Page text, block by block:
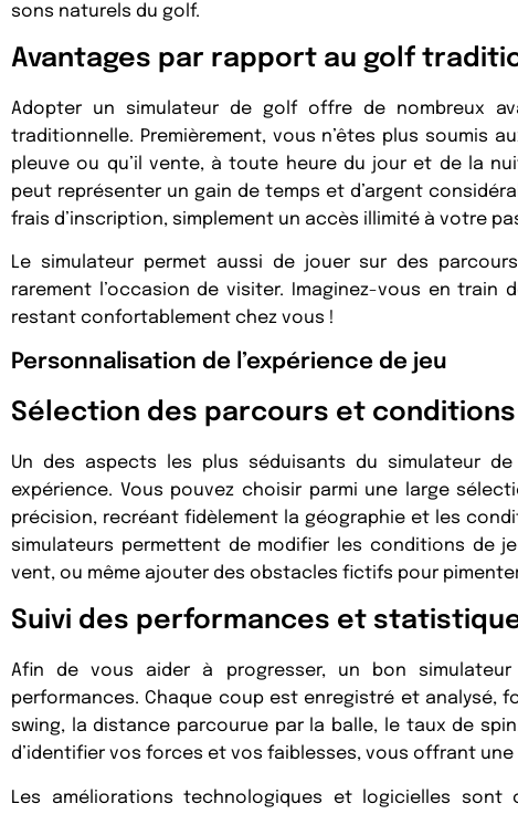
sons naturels du golf.
Avantages par rapport au golf
Adopter un simulateur de golf offre de nombreux
traditionnelle. Premièrement, vous n’êtes plus soumis
pleuve ou qu’il vente, à toute heure du jour et de la
peut représenter un gain de temps et d’argent
frais d’inscription, simplement un accès illimité à votre
Le simulateur permet aussi de jouer sur des
rarement l’occasion de visiter. Imaginez-vous en train
restant confortablement chez vous !
Personnalisation de l’expérience de jeu
Sélection des parcours et conditions
Un des aspects les plus séduisants du simulateur
expérience. Vous pouvez choisir parmi une large
précision, recréant fidèlement la géographie et les
simulateurs permettent de modifier les conditions de
vent, ou même ajouter des obstacles fictifs pour
Suivi des performances et
Afin de vous aider à progresser, un bon
performances. Chaque coup est enregistré et analysé,
swing, la distance parcourue par la balle, le taux de
d’identifier vos forces et vos faiblesses, vous offrant
Les améliorations technologiques et logicielles